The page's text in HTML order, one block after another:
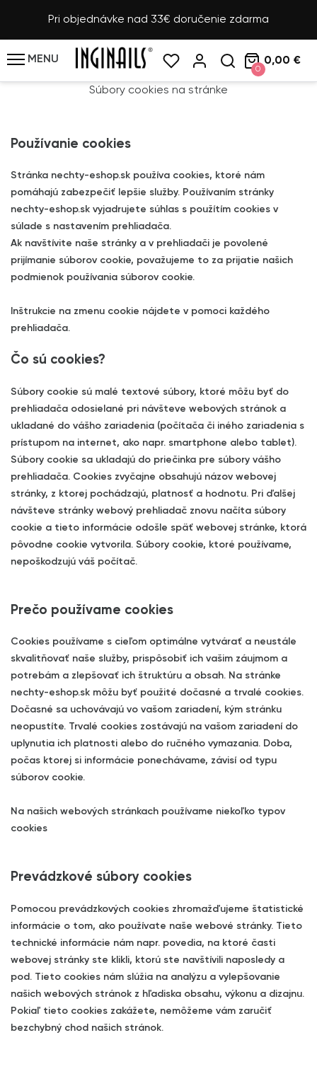
Pri objednávke nad 33€ doručenie zdarma
MENU
0
0,00 €
Súbory cookies na stránke
Používanie cookies
Stránka nechty-eshop.sk používa cookies, ktoré nám
pomáhajú zabezpečiť lepšie služby. Používaním stránky
nechty-eshop.sk vyjadrujete súhlas s použítím cookies v
súlade s nastavením prehliadača.
Ak navštívite naše stránky a v prehliadači je povolené
prijímanie súborov cookie, považujeme to za prijatie našich
podmienok používania súborov cookie.
Inštrukcie na zmenu cookie nájdete v pomoci každého
prehliadača.
Čo sú cookies?
Súbory cookie sú malé textové súbory, ktoré môžu byť do
prehliadača odosielané pri návšteve webových stránok a
ukladané do vášho zariadenia (počítača či iného zariadenia s
prístupom na internet, ako napr. smartphone alebo tablet).
Súbory cookie sa ukladajú do priečinka pre súbory vášho
prehliadača. Cookies zvyčajne obsahujú názov webovej
stránky, z ktorej pochádzajú, platnosť a hodnotu. Pri ďalšej
návšteve stránky webový prehliadač znovu načíta súbory
cookie a tieto informácie odošle späť webovej stránke, ktorá
pôvodne cookie vytvorila. Súbory cookie, ktoré používame,
nepoškodzujú váš počítač.
Prečo používame cookies
Cookies používame s cieľom optimálne vytvárať a neustále
skvalitňovať naše služby, prispôsobiť ich vašim záujmom a
potrebám a zlepšovať ich štruktúru a obsah. Na stránke
nechty-eshop.sk môžu byť použité dočasné a trvalé cookies.
Dočasné sa uchovávajú vo vašom zariadení, kým stránku
neopustíte. Trvalé cookies zostávajú na vašom zariadení do
uplynutia ich platnosti alebo do ručného vymazania. Doba,
počas ktorej si informácie ponechávame, závisí od typu
súborov cookie.
Na našich webových stránkach používame niekoľko typov
cookies
Prevádzkové súbory cookies
Pomocou prevádzkových cookies zhromažďujeme štatistické
informácie o tom, ako používate naše webové stránky. Tieto
technické informácie nám napr. povedia, na ktoré časti
webovej stránky ste klikli, ktorú ste navštívili naposledy a
pod. Tieto cookies nám slúžia na analýzu a vylepšovanie
našich webových stránok z hľadiska obsahu, výkonu a dizajnu.
Pokiaľ tieto cookies zakážete, nemôžeme vám zaručiť
bezchybný chod našich stránok.